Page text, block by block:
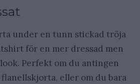
under en tunn stickad tröja
för en mer dressad men
Perfekt om du antingen
eller om du bara